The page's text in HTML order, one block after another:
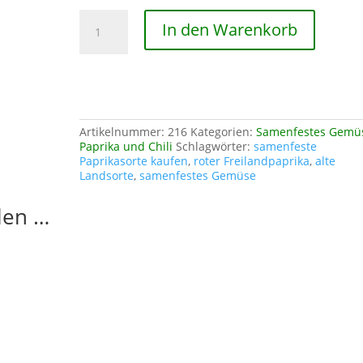
Roter
In den Warenkorb
Artikelnummer: 216 Kategorien:Samenfestes
Paprika und Chili Schlagwörter:samenfeste
Paprikasorte kaufen, roter Freilandpaprika,alte
Landsorte,samenfestes Gemüse
…